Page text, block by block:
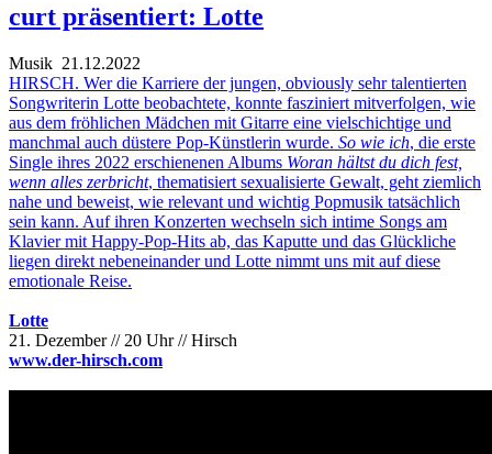
curt präsentiert: Lotte
Musik 21.12.2022
HIRSCH. Wer die Karriere der jungen, obviously sehr talentierten
Songwriterin Lotte beobachtete, konnte fasziniert mitverfolgen, wie
aus dem fröhlichen Mädchen mit Gitarre eine vielschichtige und
manchmal auch düstere Pop-Künstlerin wurde. So wie ich, die erste
Single ihres 2022 erschienenen Albums Woran hältst du dich fest,
wenn alles zerbricht, thematisiert sexualisierte Gewalt, geht ziemlich
nahe und beweist, wie relevant und wichtig Popmusik tatsächlich
sein kann. Auf ihren Konzerten wechseln sich intime Songs am
Klavier mit Happy-Pop-Hits ab, das Kaputte und das Glückliche
liegen direkt nebeneinander und Lotte nimmt uns mit auf diese
emotionale Reise.
Lotte
21. Dezember // 20 Uhr // Hirsch
www.der-hirsch.com